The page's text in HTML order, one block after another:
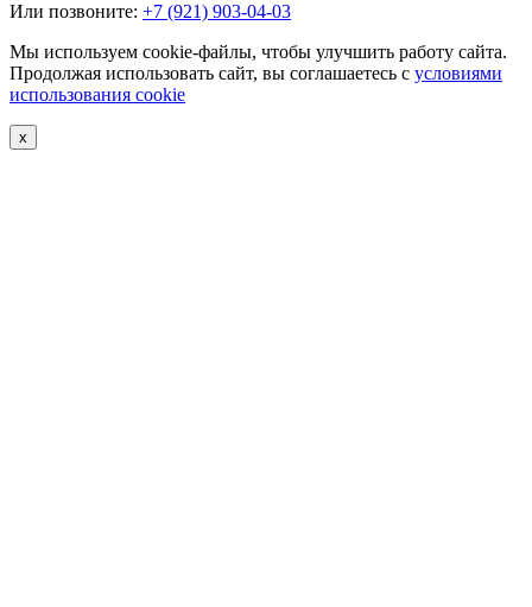
Или позвоните: +7 (921) 903-04-03
Мы используем cookie-файлы, чтобы улучшить работу сайта.
Продолжая использовать сайт, вы соглашаетесь с условиями
использования cookie
х